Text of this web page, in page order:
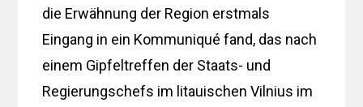
die Erwähnung der Region erstmals
Eingang in ein Kommuniqué fand, das nach
einem Gipfeltreffen der Staats- und
Regierungschefs im litauischen Vilnius im